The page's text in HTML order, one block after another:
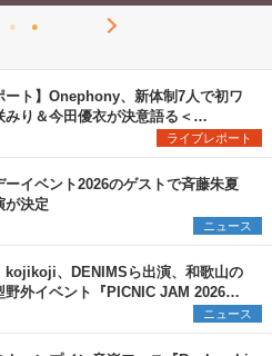
ート】Onephony、新体制7人で初ワ
みり＆今田優衣が決意語る＜
制1st Oneman Live はじまりの夏
ライブレポート
ーイベント2026のゲストで斉藤朱夏
が決定
ニュース
kojikoji、DENIMSら出演、和歌山の
野外イベント『PICNIC JAM 2026』
売開始
ニュース